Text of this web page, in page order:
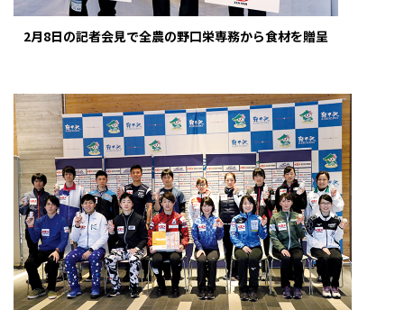
2月8日の記者会見で全農の野口栄専務から食材を贈呈